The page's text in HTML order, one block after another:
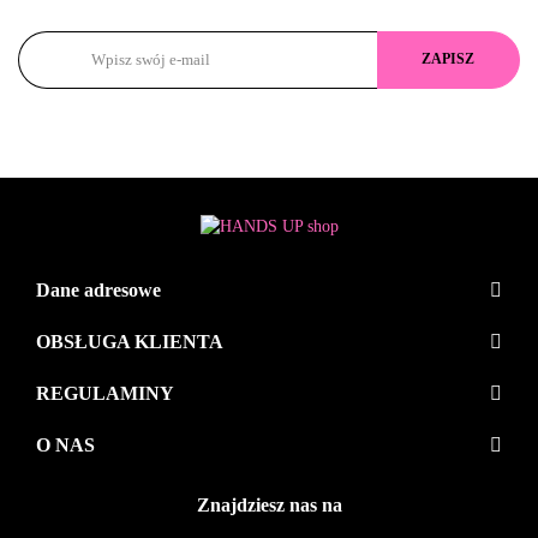
Dane adresowe
OBSŁUGA KLIENTA
REGULAMINY
O NAS
Znajdziesz nas na